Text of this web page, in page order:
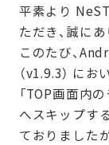
平素より
ただき、誠に
このたび、
（v1.9.3） にお
「TOP画面内
へスキップす
ておりました